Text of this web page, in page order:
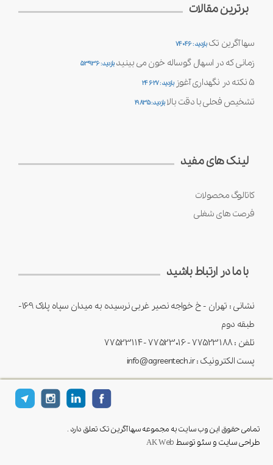
برترین مقالات
سها آگرین تک بازدید : 74046
زمانی که در اسهال گوساله خون می بینید بازدید : 53936
5 نکته در نگهداری آغوز بازدید : 24627
تشخیص فحلی با دقت بالا بازدید : 19835
لینک های مفید
کاتالوگ محصولات
فرصت های شغلی
با ما در ارتباط باشید
نشانی : تهران - خ خواجه نصیر غربی نرسیده به میدان سپاه پلاک 169-
طبقه دوم
تلفن : 77523188 - 77523016 -77523114
پست الکترونیک : info@agreentech.ir
تمامی حقوق این وب سایت به مجموعه سها آگرین تک تعلق دارد .
طراحی سایت و سئو توسط AK Web